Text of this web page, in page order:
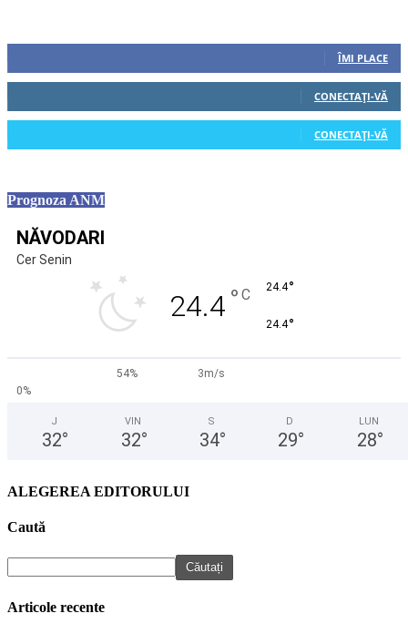
ÎMI PLACE
CONECTAȚI-VĂ
CONECTAȚI-VĂ
Prognoza ANM
NĂVODARI
Cer Senin
24.4 ° C 24.4°
24.4°
54%
3m/s
0%
J
32°
VIN
32°
S
34°
D
29°
LUN
28°
ALEGEREA EDITORULUI
Caută
Articole recente